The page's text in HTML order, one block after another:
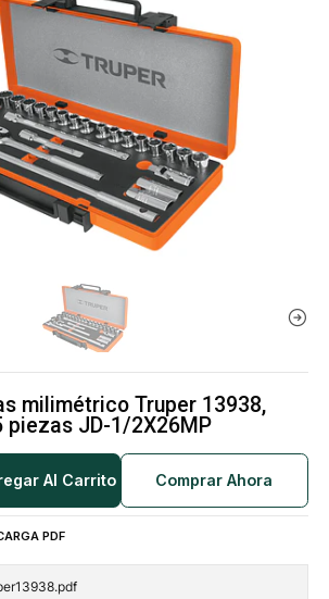
milimétrico Truper 13938,
piezas JD-1/2X26MP
Al Carrito Comprar Ahora
PDF